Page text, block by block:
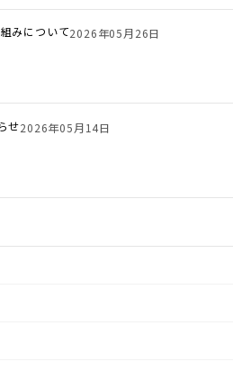
みについて2026年05月26日
せ2026年05月14日